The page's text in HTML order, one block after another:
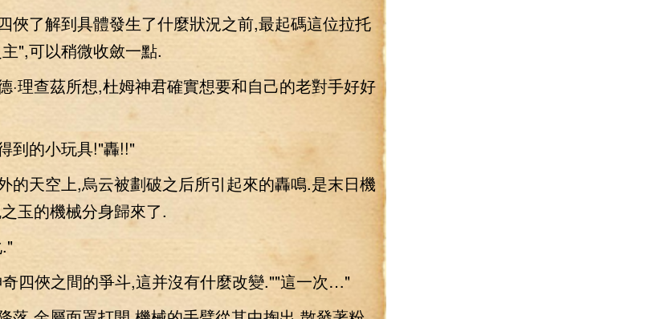
了解到具體發生了什麼狀況之前,最起碼這位拉托
",可以稍微收斂一點.
查茲所想,杜姆神君確實想要和自己的老對手好好
的小玩具!"轟!!"
空上,烏云被劃破之后所引起來的轟鳴.是末日機
玉的機械分身歸來了.
俠之間的爭斗,這并沒有什麼改變.""這一次…"